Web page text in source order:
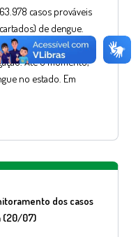
casos prováveis
de dengue.
para a
Até o momento,
no estado. Em
dos casos
(20/07)